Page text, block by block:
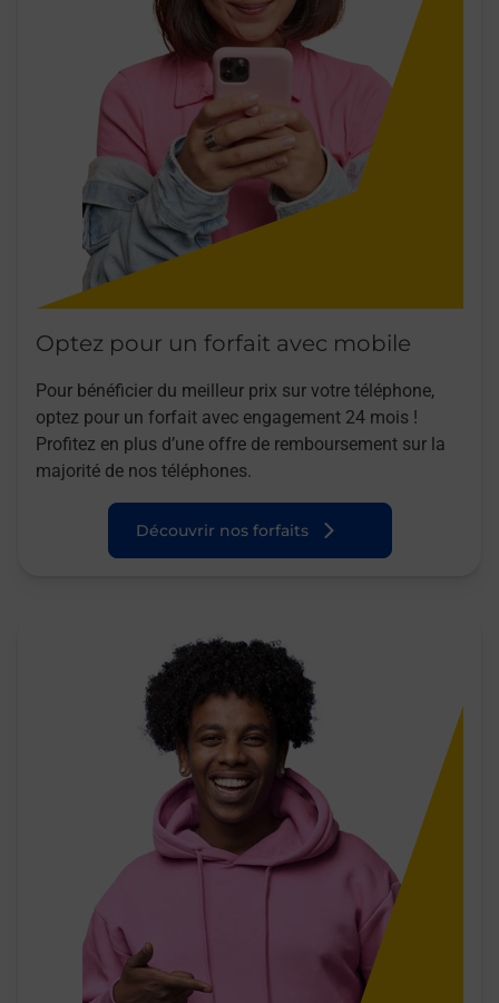
Optez pour un forfait avec mobile
Pour bénéficier du meilleur prix sur votre téléphone,
optez pour un forfait avec engagement 24 mois !
Profitez en plus d’une offre de remboursement sur la
majorité de nos téléphones.
Découvrir nos forfaits